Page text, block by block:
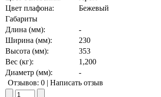
Цвет плафона:
Бежевый
Габариты
Длина (мм):
-
Ширина (мм):
230
Высота (мм):
353
Вес (кг):
1,200
Диаметр (мм):
-
Отзывов: 0 | Написать отзыв